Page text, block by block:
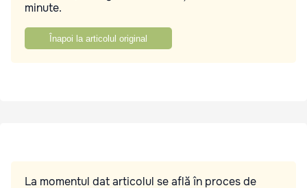
minute.
Înapoi la articolul original
La momentul dat articolul se află în proces de